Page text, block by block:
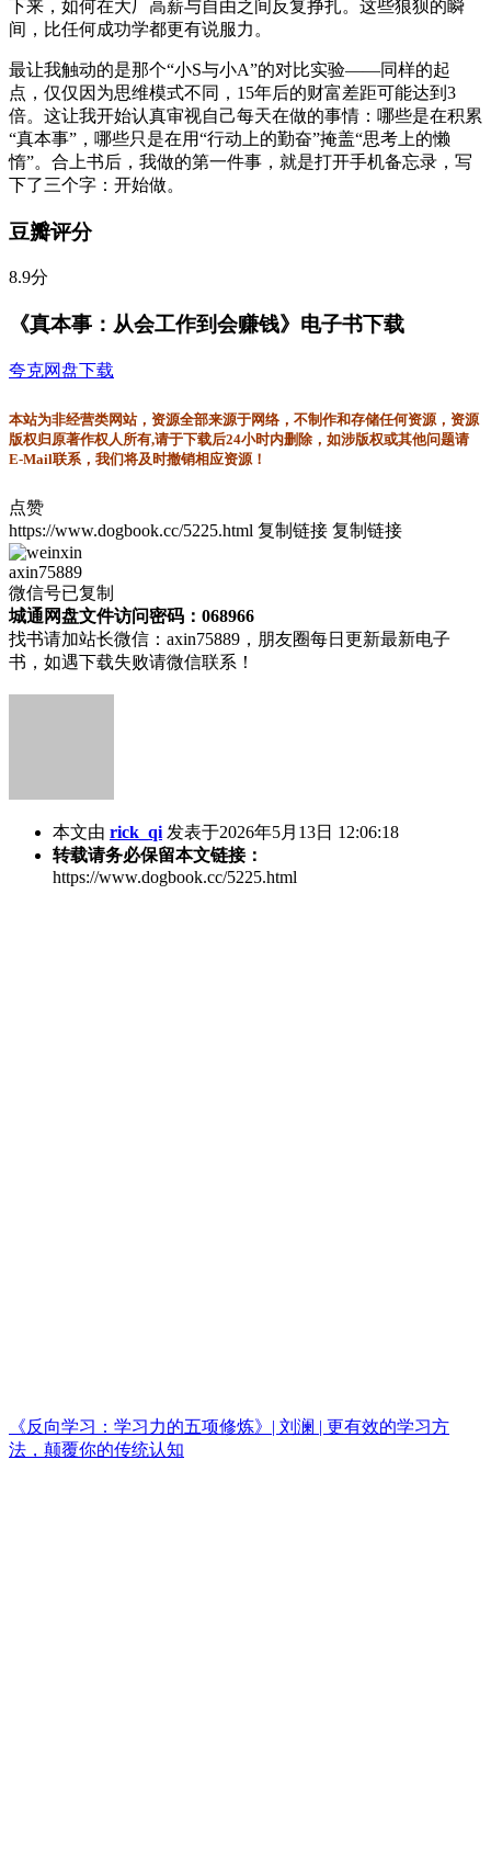
下来，如何在大厂高薪与自由之间反复挣扎。这些狼狈的瞬
间，比任何成功学都更有说服力。
最让我触动的是那个“小S与小A”的对比实验——同样的起
点，仅仅因为思维模式不同，15年后的财富差距可能达到3
倍。这让我开始认真审视自己每天在做的事情：哪些是在积累
“真本事”，哪些只是在用“行动上的勤奋”掩盖“思考上的懒
惰”。合上书后，我做的第一件事，就是打开手机备忘录，写
下了三个字：开始做。
豆瓣评分
8.9分
《真本事：从会工作到会赚钱》电子书下载
夸克网盘下载
本站为非经营类网站，资源全部来源于网络，不制作和存储任何资源，资源
版权归原著作权人所有,请于下载后24小时内删除，如涉版权或其他问题请
E-Mail联系，我们将及时撤销相应资源！
点赞
https://www.dogbook.cc/5225.html 复制链接 复制链接
axin75889
微信号已复制
城通网盘文件访问密码：068966
找书请加站长微信：axin75889，朋友圈每日更新最新电子
书，如遇下载失败请微信联系！
本文由 rick_qi 发表于2026年5月13日 12:06:18
转载请务必保留本文链接：
https://www.dogbook.cc/5225.html
《反向学习：学习力的五项修炼》| 刘澜 | 更有效的学习方
法，颠覆你的传统认知